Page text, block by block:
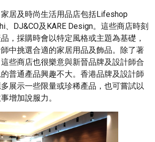
居及時尚生活用品店包括Lifeshop
、DJ&CO及KARE Design。這些商店時刻
，採購時會以特定風格或主題為基礎，
中挑選合適的家居用品及飾品。除了著
些商店也很樂意與新晉品牌及設計師合
普通產品興趣不大。香港品牌及設計師
展示一些限量或珍稀產品，也可嘗試以
增加說服力。